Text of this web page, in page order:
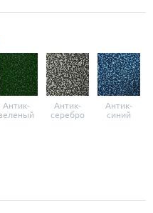
Антик-
зеленый
Антик-
серебро
Антик-
синий